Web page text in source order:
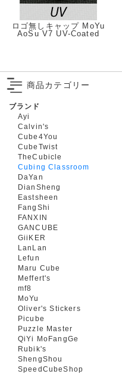
ロゴ無しキャップ MoYu
AoSu V7 UV-Coated
商品カテゴリー
ブランド
Ayi
Calvin's
Cube4You
CubeTwist
TheCubicle
Cubing Classroom
DaYan
DianSheng
Eastsheen
FangShi
FANXIN
GANCUBE
GiiKER
LanLan
Lefun
Maru Cube
Meffert's
mf8
MoYu
Oliver's Stickers
Picube
Puzzle Master
QiYi MoFangGe
Rubik's
ShengShou
SpeedCubeShop